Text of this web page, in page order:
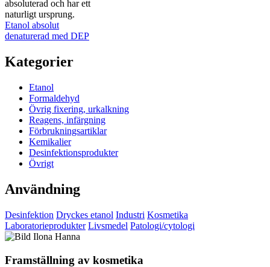
Etanol absolut
denaturerad med DEP
Kategorier
Etanol
Formaldehyd
Övrig fixering, urkalkning
Reagens, infärgning
Förbrukningsartiklar
Kemikalier
Desinfektionsprodukter
Övrigt
Användning
Desinfektion Dryckes etanol Industri Kosmetika
Laboratorieprodukter Livsmedel Patologi/cytologi
Framställning av kosmetika